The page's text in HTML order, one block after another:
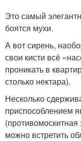
Это самый
боятся мухи.
А вот сирень,
свои кисти всё
проникать в
столько нектара).
Несколько
приспособлением
можно встретить